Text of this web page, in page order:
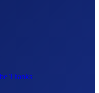
Thanks